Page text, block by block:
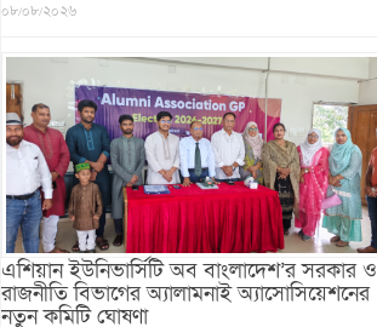
০৮/০৮/২০২৬
এশিয়ান ইউনিভার্সিটি অব বাংলাদেশ’র সরকার ও
রাজনীতি বিভাগের অ্যালামনাই অ্যাসোসিয়েশনের
নতুন কমিটি ঘোষণা